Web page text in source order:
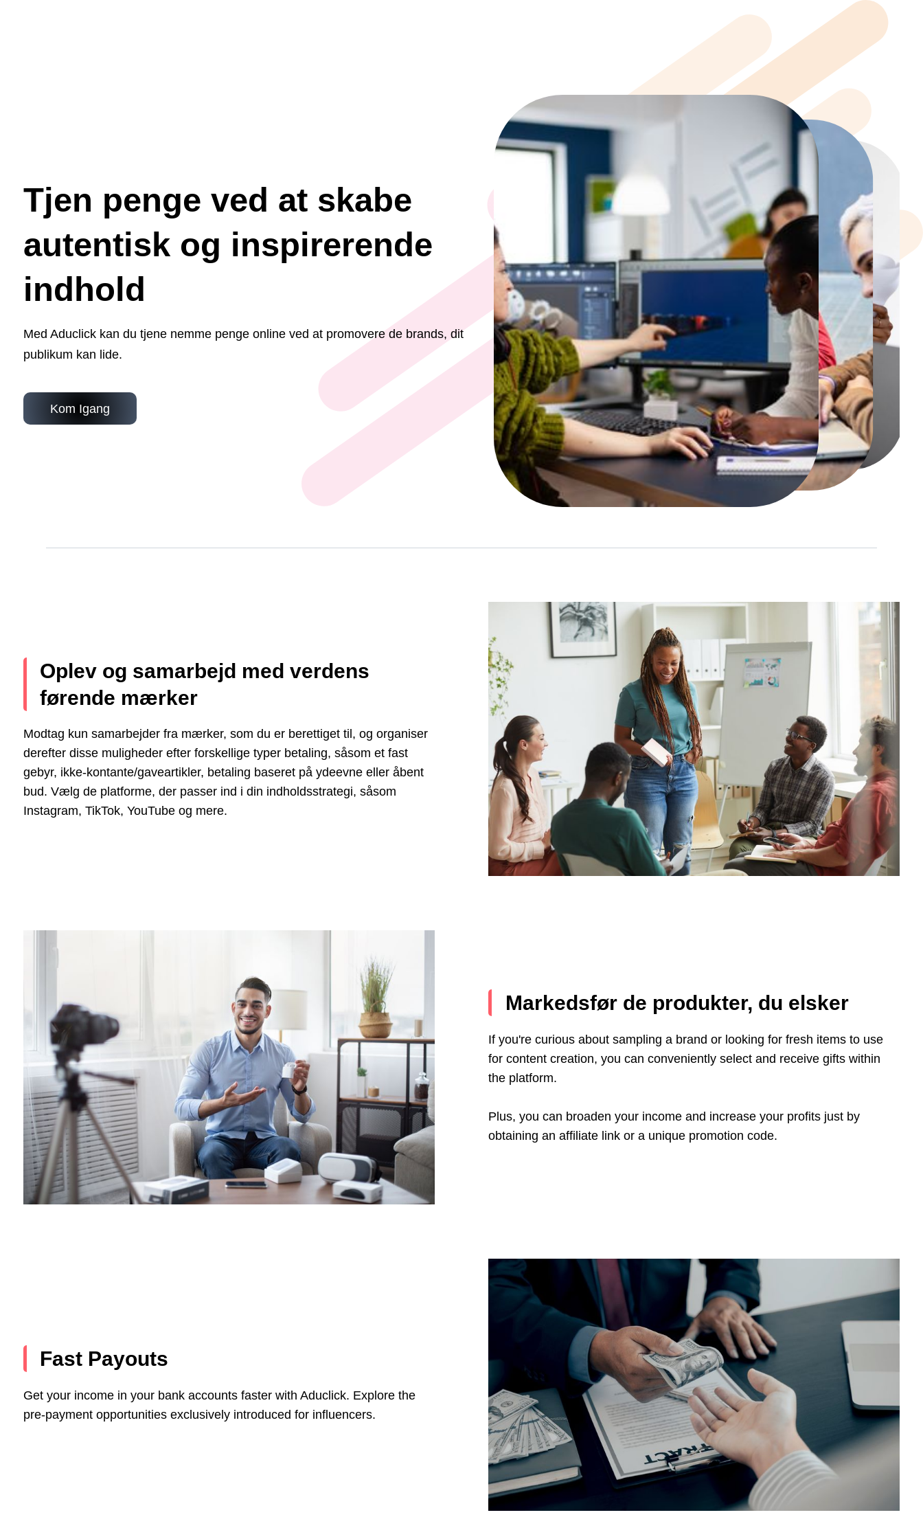
Tjen penge ved at skabe
autentisk og inspirerende
indhold
Med Aduclick kan du tjene nemme penge online ved at promovere de brands, dit
publikum kan lide.
Kom Igang
Oplev og samarbejd med verdens
førende mærker
Modtag kun samarbejder fra mærker, som du er berettiget til, og organiser
derefter disse muligheder efter forskellige typer betaling, såsom et fast
gebyr, ikke-kontante/gaveartikler, betaling baseret på ydeevne eller åbent
bud. Vælg de platforme, der passer ind i din indholdsstrategi, såsom
Instagram, TikTok, YouTube og mere.
Markedsfør de produkter, du elsker
If you're curious about sampling a brand or looking for fresh items to use
for content creation, you can conveniently select and receive gifts within
the platform.
Plus, you can broaden your income and increase your profits just by
obtaining an affiliate link or a unique promotion code.
Fast Payouts
Get your income in your bank accounts faster with Aduclick. Explore the
pre-payment opportunities exclusively introduced for influencers.